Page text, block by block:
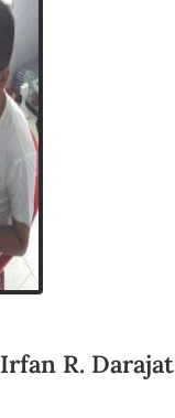
Irfan R. Darajat